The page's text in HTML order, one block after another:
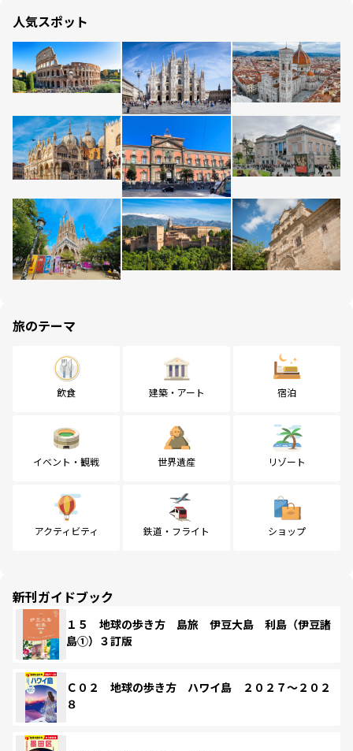
人気スポット
旅のテーマ
飲食 建築・アート 宿泊
イベント・観戦 世界遺産 リゾート
アクティビティ 鉄道・フライト ショップ
新刊ガイドブック
１５ 地球の歩き方 島旅 伊豆大島 利島（伊豆諸
島①）３訂版
Ｃ０２ 地球の歩き方 ハワイ島 ２０２７～２０２
８